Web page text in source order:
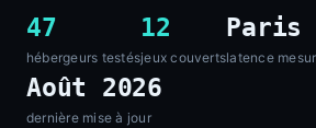
47
hébergeurs testés
12
jeux couverts
Paris
latence
Août 2026
dernière mise à jour